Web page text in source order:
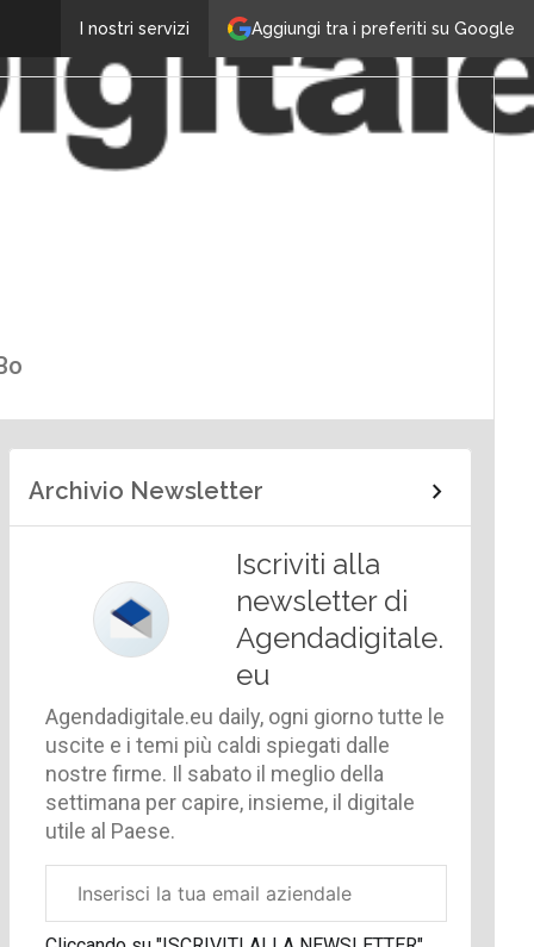
Aggiungi tra i preferiti su Google
I nostri servizi
Archivio Newsletter
Iscriviti alla
newsletter di
Agendadigitale.
eu
Agendadigitale.eu daily, ogni giorno tutte le
uscite e i temi più caldi spiegati dalle
nostre firme. Il sabato il meglio della
settimana per capire, insieme, il digitale
utile al Paese.
aziendale